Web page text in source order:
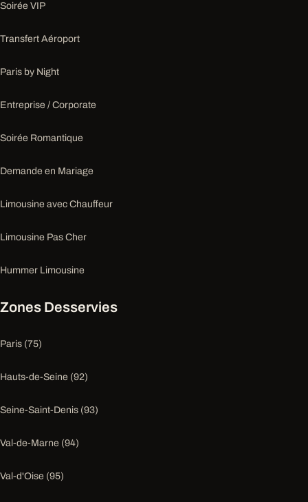
Soirée VIP
Transfert Aéroport
Paris by Night
Entreprise / Corporate
Soirée Romantique
Demande en Mariage
Limousine avec Chauffeur
Limousine Pas Cher
Hummer Limousine
Zones Desservies
Paris (75)
Hauts-de-Seine (92)
Seine-Saint-Denis (93)
Val-de-Marne (94)
Val-d'Oise (95)